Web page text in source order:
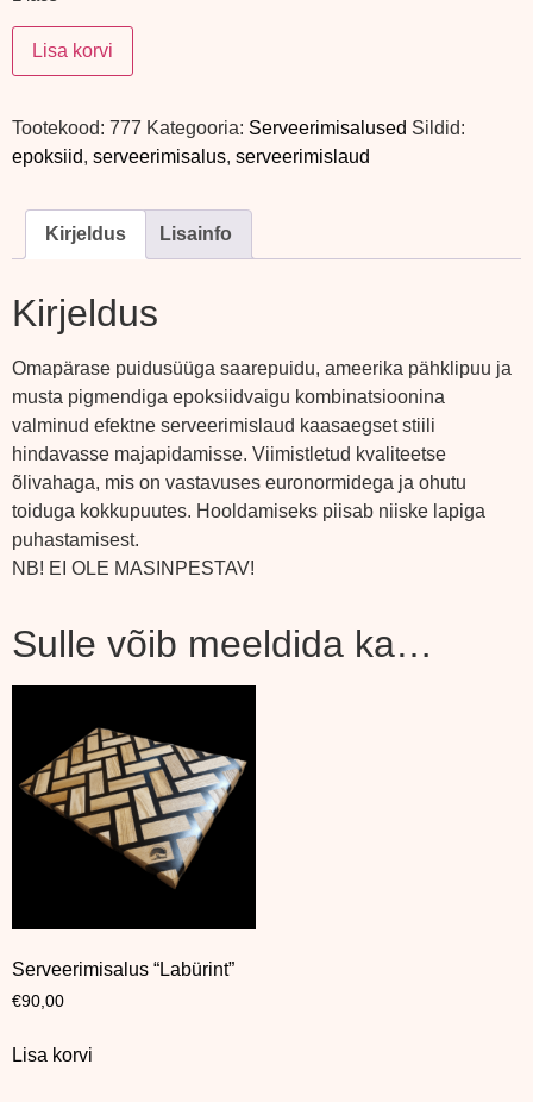
Lisa korvi
Tootekood: 777 Kategooria: Serveerimisalused Sildid:
epoksiid, serveerimisalus, serveerimislaud
Kirjeldus Lisainfo
Kirjeldus
Omapärase puidusüüga saarepuidu, ameerika pähklipuu ja
musta pigmendiga epoksiidvaigu kombinatsioonina
valminud efektne serveerimislaud kaasaegset stiili
hindavasse majapidamisse. Viimistletud kvaliteetse
õlivahaga, mis on vastavuses euronormidega ja ohutu
toiduga kokkupuutes. Hooldamiseks piisab niiske lapiga
puhastamisest.
NB! EI OLE MASINPESTAV!
Sulle võib meeldida ka…
Serveerimisalus “Labürint”
€90,00
Lisa korvi